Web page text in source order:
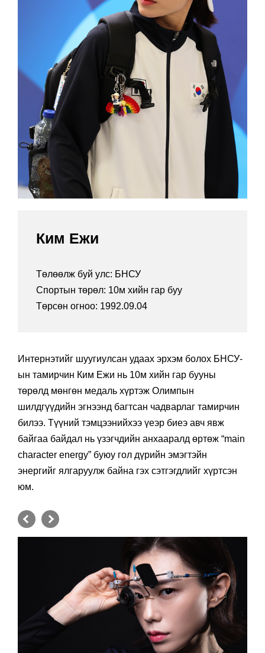
Ким Ежи
Төлөөлж буй улс: БНСУ
Спортын төрөл: 10м хийн гар буу
Төрсөн огноо: 1992.09.04
Интернэтийг шуугиулсан удаах эрхэм болох БНСУ-
ын тамирчин Ким Ежи нь 10м хийн гар бууны
төрөлд мөнгөн медаль хүртэж Олимпын
шилдгүүдийн эгнээнд багтсан чадварлаг тамирчин
билээ. Түүний тэмцээнийхээ үеэр биеэ авч явж
байгаа байдал нь үзэгчдийн анхааралд өртөж “main
character energy” буюу гол дүрийн эмэгтэйн
энергийг ялгаруулж байна гэх сэтгэгдлийг хүртсэн
юм.